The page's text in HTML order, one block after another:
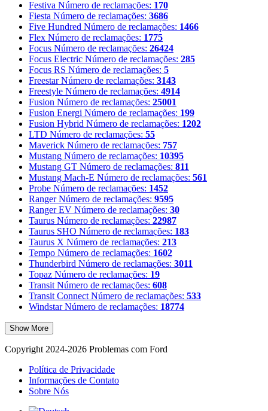
Festiva Número de reclamações: 170
Fiesta Número de reclamações: 3686
Five Hundred Número de reclamações: 1466
Flex Número de reclamações: 1775
Focus Número de reclamações: 26424
Focus Electric Número de reclamações: 285
Focus RS Número de reclamações: 5
Freestar Número de reclamações: 3143
Freestyle Número de reclamações: 4914
Fusion Número de reclamações: 25001
Fusion Energi Número de reclamações: 199
Fusion Hybrid Número de reclamações: 1202
LTD Número de reclamações: 55
Maverick Número de reclamações: 757
Mustang Número de reclamações: 10395
Mustang GT Número de reclamações: 811
Mustang Mach-E Número de reclamações: 561
Probe Número de reclamações: 1452
Ranger Número de reclamações: 9595
Ranger EV Número de reclamações: 30
Taurus Número de reclamações: 22987
Taurus SHO Número de reclamações: 183
Taurus X Número de reclamações: 213
Tempo Número de reclamações: 1602
Thunderbird Número de reclamações: 3011
Topaz Número de reclamações: 19
Transit Número de reclamações: 608
Transit Connect Número de reclamações: 533
Windstar Número de reclamações: 18774
Show More
Copyright 2024-2026 Problemas com Ford
Política de Privacidade
Informações de Contato
Sobre Nós